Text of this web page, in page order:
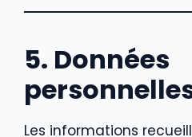
5. Données
Les informations